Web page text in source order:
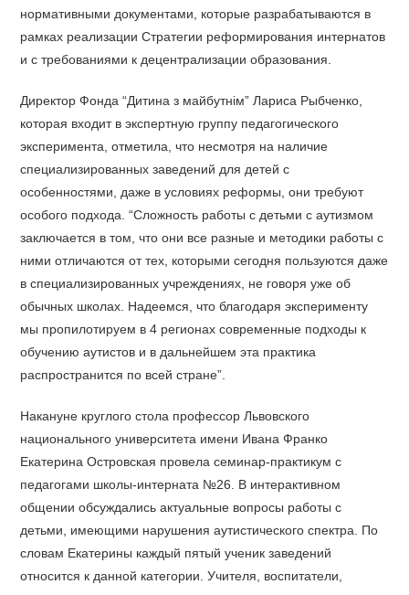
нормативными документами, которые разрабатываются в
рамках реализации Стратегии реформирования интернатов
и с требованиями к децентрализации образования.
Директор Фонда “Дитина з майбутнім” Лариса Рыбченко,
которая входит в экспертную группу педагогического
эксперимента, отметила, что несмотря на наличие
специализированных заведений для детей с
особенностями, даже в условиях реформы, они требуют
особого подхода. “Сложность работы с детьми с аутизмом
заключается в том, что они все разные и методики работы с
ними отличаются от тех, которыми сегодня пользуются даже
в специализированных учреждениях, не говоря уже об
обычных школах. Надеемся, что благодаря эксперименту
мы пропилотируем в 4 регионах современные подходы к
обучению аутистов и в дальнейшем эта практика
распространится по всей стране”.
Накануне круглого стола профессор Львовского
национального университета имени Ивана Франко
Екатерина Островская провела семинар-практикум с
педагогами школы-интерната №26. В интерактивном
общении обсуждались актуальные вопросы работы с
детьми, имеющими нарушения аутистического спектра. По
словам Екатерины каждый пятый ученик заведений
относится к данной категории. Учителя, воспитатели,